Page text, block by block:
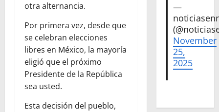
otra alternancia.
Por primera vez, desde que
se celebran elecciones
libres en México, la mayoría
eligió que el próximo
Presidente de la República
sea usted.
Esta decisión del pueblo,
—
November
25,
2025